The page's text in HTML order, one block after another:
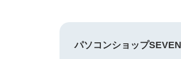
パソコンショップSEVEN